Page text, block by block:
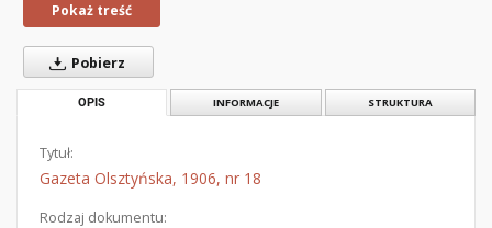
Pokaż treść
Pobierz
OPIS INFORMACJE STRUKTURA
Tytuł:
Gazeta Olsztyńska, 1906, nr 18
Rodzaj dokumentu: